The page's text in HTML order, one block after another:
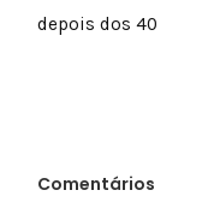
depois dos 40
Comentários